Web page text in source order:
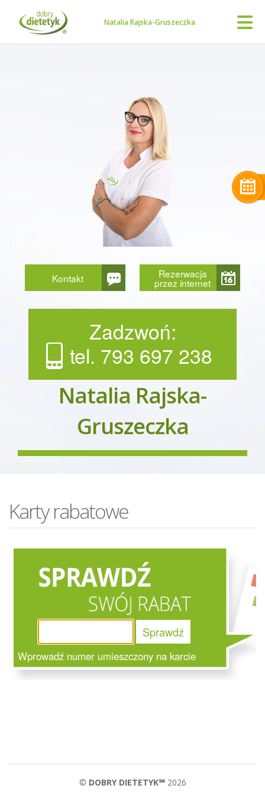
Natalia Rajska-Gruszeczka
Kontakt Rezerwacja
przez internet
Zadzwoń:
tel. 793 697 238
Natalia Rajska-
Gruszeczka
Karty rabatowe
Sprawdź
Wprowadź numer umieszczony na karcie
© DOBRY DIETETYK℠2026